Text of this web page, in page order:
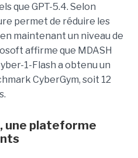
que GPT-5.4. Selon
permet de réduire les
maintenant un niveau de
affirme que MDASH
1-Flash a obtenu un
CyberGym, soit 12
une plateforme